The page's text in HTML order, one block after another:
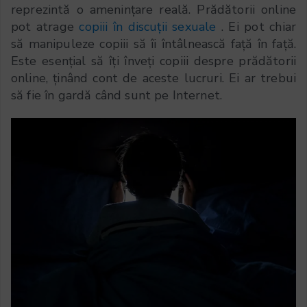
reprezintă o amenințare reală. Prădătorii online
pot atrage copiii în discuții sexuale . Ei pot chiar
să manipuleze copiii să îi întâlnească față în față.
Este esențial să îți înveți copiii despre prădătorii
online, ținând cont de aceste lucruri. Ei ar trebui
să fie în gardă când sunt pe Internet.